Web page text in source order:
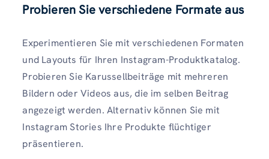
Probieren Sie verschiedene Formate aus
Experimentieren Sie mit verschiedenen Formaten
und Layouts für Ihren Instagram-Produktkatalog.
Probieren Sie Karussellbeiträge mit mehreren
Bildern oder Videos aus, die im selben Beitrag
angezeigt werden. Alternativ können Sie mit
Instagram Stories Ihre Produkte flüchtiger
präsentieren.